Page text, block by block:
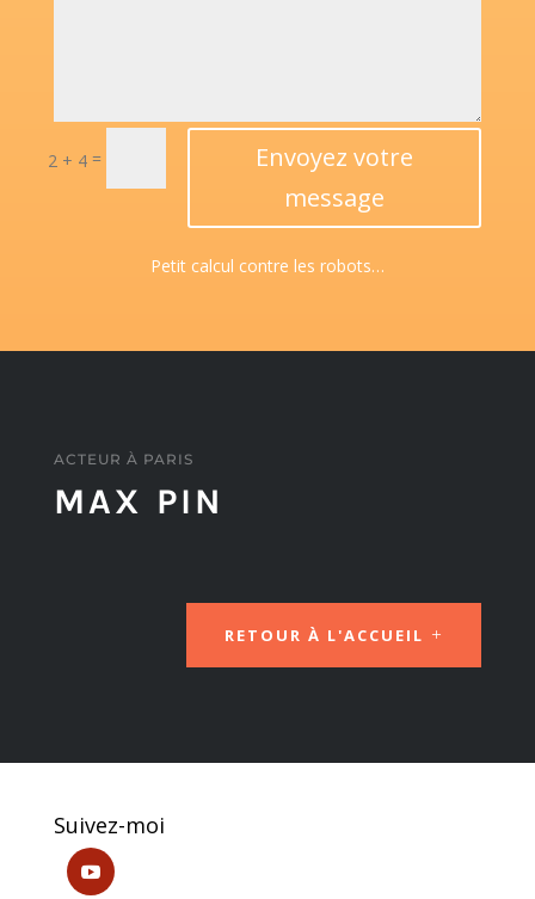
2 + 4 =
Envoyez votre
message
Petit calcul contre les robots…
ACTEUR À PARIS
MAX PIN
RETOUR À L'ACCUEIL
Suivez-moi